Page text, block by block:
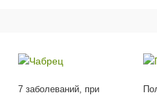
7 заболеваний, при